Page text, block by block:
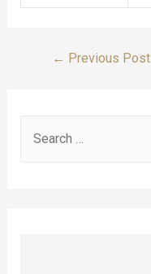
Post
← Previous Post